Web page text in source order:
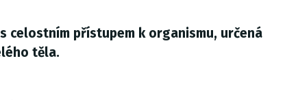
celostním přístupem k organismu, určená
těla.